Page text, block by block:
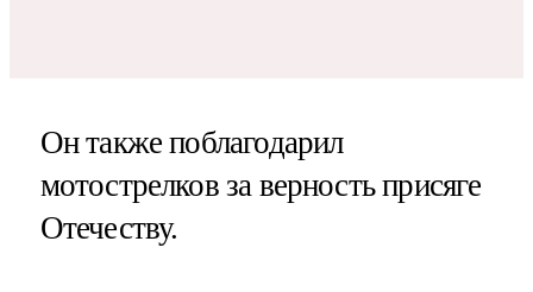
Он также поблагодарил
мотострелков за верность присяге
Отечеству.